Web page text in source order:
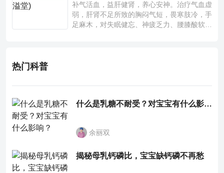
补气活血，益肝健肾，养心安神。治疗气血虚
弱，肝肾不足所致的胸闷气短，畏寒肢冷，手
足麻木，对失眠健忘、神疲乏力、腰膝酸软也
热门科普
什么是乳糖不耐受？对宝宝有什么影响？
余丽双
揭秘母乳钙磷比，宝宝缺钙磷不再愁